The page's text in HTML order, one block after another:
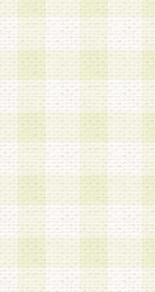
a.既に登録さ
録する場合
b.本サービス
業に従事し
場合
c.その他当社
2.当社は、会
した 場合、
による承認後
の抹消を、
とができるも